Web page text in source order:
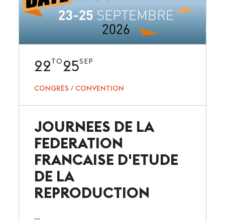
22TO25SEP
CONGRÈS / CONVENTION
JOURNEES DE LA
FEDERATION
FRANCAISE D'ETUDE
DE LA
REPRODUCTION
...